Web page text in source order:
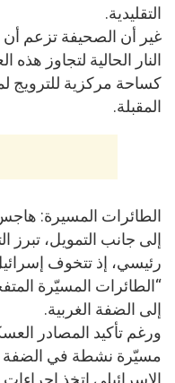
التقليدية.
غير أن الصحيفة تزعم
النار الحالية لتجاوز
كساحة مركزية للترويج
المقبلة.
الطائرات المسيرة:
إلى جانب التمويل، تبرز
رئيسي، إذ تتخوف
“الطائرات المسيّرة
إلى الضفة الغربية.
ورغم تأكيد المصادر
مسيّرة نشطة في الضفة
الإسرائيلي اتخذ